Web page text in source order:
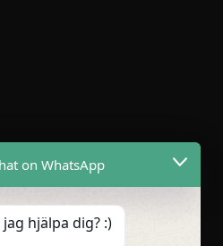
on WhatsApp
hjälpa dig? :)